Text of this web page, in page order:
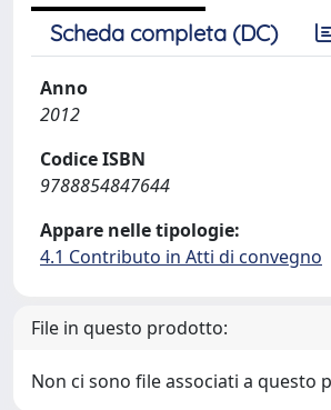
Scheda completa (DC)
Anno
2012
Codice ISBN
9788854847644
Appare nelle tipologie:
4.1 Contributo in Atti di convegno
File in questo prodotto:
Non ci sono file associati a questo